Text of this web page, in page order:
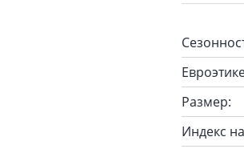
Размер:
Индекс